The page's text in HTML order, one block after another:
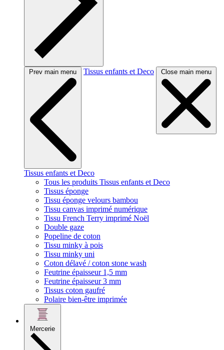
Prev main menu Tissus enfants et Deco Close main menu
Tissus enfants et Deco
Tous les produits Tissus enfants et Deco
Tissus éponge
Tissu éponge velours bambou
Tissu canvas imprimé numérique
Tissu French Terry imprimé Noël
Double gaze
Popeline de coton
Tissu minky à pois
Tissu minky uni
Coton délavé / coton stone wash
Feutrine épaisseur 1,5 mm
Feutrine épaisseur 3 mm
Tissus coton gaufré
Polaire bien-être imprimée
Mercerie